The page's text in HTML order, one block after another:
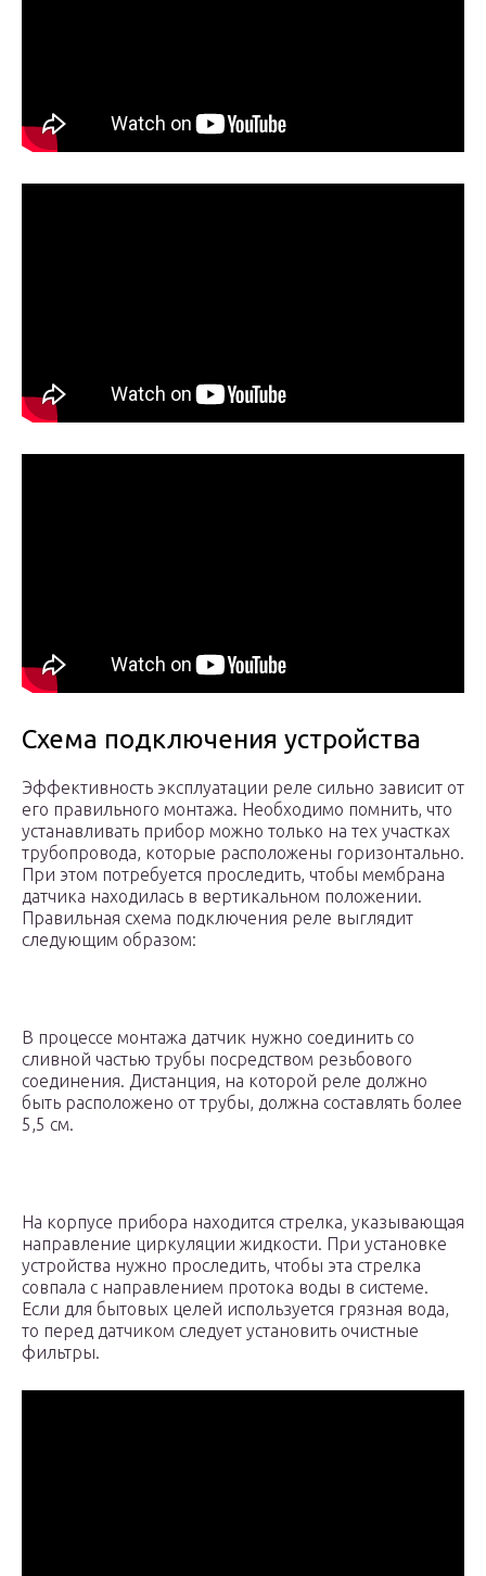
Схема подключения устройства
Эффективность эксплуатации реле сильно зависит от
его правильного монтажа. Необходимо помнить, что
устанавливать прибор можно только на тех участках
трубопровода, которые расположены горизонтально.
При этом потребуется проследить, чтобы мембрана
датчика находилась в вертикальном положении.
Правильная схема подключения реле выглядит
следующим образом:
В процессе монтажа датчик нужно соединить со
сливной частью трубы посредством резьбового
соединения. Дистанция, на которой реле должно
быть расположено от трубы, должна составлять более
5,5 см.
На корпусе прибора находится стрелка, указывающая
направление циркуляции жидкости. При установке
устройства нужно проследить, чтобы эта стрелка
совпала с направлением протока воды в системе.
Если для бытовых целей используется грязная вода,
то перед датчиком следует установить очистные
фильтры.